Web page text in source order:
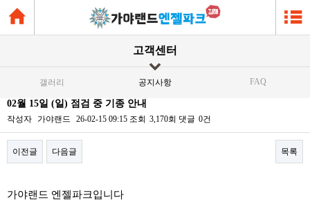
고객센터
갤러리 공지사항 FAQ
02월 15일 (일) 점검 중 기종 안내
작성자 가야랜드 26-02-15 09:15 조회 3,170회 댓글 0건
이전글 다음글 목록
가야랜드 엔젤파크입니다